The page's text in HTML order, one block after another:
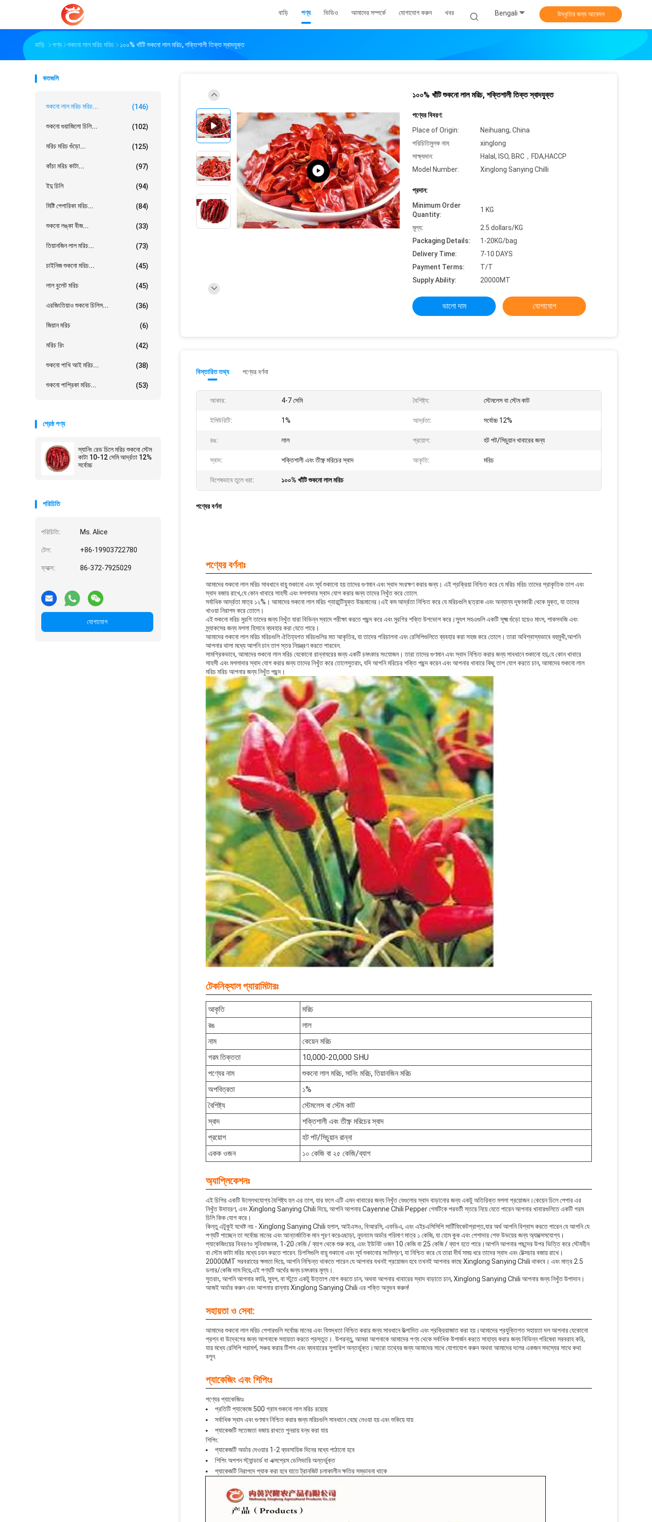
বাড়ি পণ্য ভিডিও আমাদের সম্পর্কে যোগাযোগ করুন খবর Bengali উদ্ধৃতির জন্য আবেদন
বাড়ি পণ্য শুকনো লাল মরিচ মরিচ ১০০% খাঁটি শুকনো লাল মরিচ, শক্তিশালী তিক্ত স্বাদযুক্ত
কতগুলি
শুকনো লাল মরিচ মরিচ... (146)
শুকনো গুয়াজিলো চিলি... (102)
মরিচ মরিচ গুঁড়ো... (125)
কাঁচা মরিচ কাটা... (97)
ইদু চিলি (94)
মিষ্টি পেপারিকা মরিচ... (84)
শুকনো লঙ্কা বীজ... (33)
তিয়ানজিন লাল মরিচ... (73)
চাইনিজ শুকনো মরিচ... (45)
লাল বুলেট মরিচ (45)
এরজিংতিয়াও শুকনো চিলিস... (36)
জিয়ান মরিচ (6)
মরিচ রিং (42)
শুকনো পাখি আই মরিচ... (38)
শুকনো পাপ্রিকা মরিচ... (53)
শ্রেষ্ঠ পণ্য
স্যানিং রেড চিলে মরিচ শুকনো স্টেম
কাটা 10-12 সেমি আর্দ্রতা 12%
সর্বোচ্চ
পরিচিতি
পরিচিতি: Ms. Alice
টেল: +86-19903722780
ফ্যাক্স: 86-372-7925029
যোগাযোগ
১০০% খাঁটি শুকনো লাল মরিচ, শক্তিশালী তিক্ত স্বাদযুক্ত
পণ্যের বিবরণ:
Place of Origin:
Neihuang, China
পরিচিতিমুলক নাম:
xinglong
সাক্ষ্যদান:
Halal, ISO, BRC，FDA,HACCP
Model Number:
Xinglong Sanying Chilli
প্রদান:
Minimum Order
Quantity:
1 KG
মূল্য:
2.5 dollars/KG
Packaging Details:
1-20KG/bag
Delivery Time:
7-10 DAYS
Payment Terms:
T/T
Supply Ability:
20000MT
ভালো দাম যোগাযোগ
বিস্তারিত তথ্য পণ্যের বর্ণনা
আকার: 4-7 সেমি বৈশিষ্ট্য: স্টেমলেস বা স্টেম কাট
ইমিউরিটি: 1% আর্দ্রতা: সর্বোচ্চ 12%
রঙ: লাল প্রয়োগ: হট পট/সিচুয়ান খাবারের জন্য
স্বাদ: শক্তিশালী এবং তীক্ষ্ণ মরিচের স্বাদ আকৃতি: মরিচ
বিশেষভাবে তুলে ধরা: ১০০% খাঁটি শুকনো লাল মরিচ
পণ্যের বর্ণনা
পণ্যের বর্ণনাঃ
আমাদের শুকনো লাল মরিচ সাবধানে বায়ু শুকানো এবং সূর্য শুকানো হয় তাদের গুণমান এবং স্বাদ সংরক্ষণ করার জন্য। এই প্রক্রিয়া নিশ্চিত করে যে মরিচ মরিচ তাদের প্রাকৃতিক তাপ এবং
স্বাদ বজায় রাখে,যে কোন খাবারে সাহসী এবং মশলাদার স্বাদ যোগ করার জন্য তাদের নিখুঁত করে তোলে.
সর্বাধিক আর্দ্রতা মাত্র ১২%। আমাদের শুকনো লাল মরিচ গ্যারান্টিযুক্ত উচ্চমানের।এই কম আর্দ্রতা নিশ্চিত করে যে মরিচগুলি ছত্রাক এবং অন্যান্য দূষণকারী থেকে মুক্ত, যা তাদের
খাওয়া নিরাপদ করে তোলে।
এই শুকনো মরিচ মুরগি তাদের জন্য নিখুঁত যারা বিভিন্ন স্বাদে পরীক্ষা করতে পছন্দ করে এবং মুরগির শক্তি উপভোগ করে।স্যুপ সহএগুলি একটি সূক্ষ্ম গুঁড়ো হয়েও মাংস, শাকসবজি এবং
স্ন্যাকসের জন্য মশলা হিসাবে ব্যবহার করা যেতে পারে।
আমাদের শুকনো লাল মরিচ মরিচগুলি ঐতিহ্যগত মরিচগুলির মত আকৃতির, যা তাদের পরিচালনা এবং রেসিপিগুলিতে ব্যবহার করা সহজ করে তোলে। তারা অবিশ্বাস্যভাবে বহুমুখী,আপনি
আপনার থালা মধ্যে আপনি চান তাপ স্তর নিয়ন্ত্রণ করতে পারবেন.
সামগ্রিকভাবে, আমাদের শুকনো লাল মরিচ যেকোনো রান্নাঘরের জন্য একটি চমৎকার সংযোজন। তারা তাদের গুণমান এবং স্বাদ নিশ্চিত করার জন্য সাবধানে শুকানো হয়,যে কোন খাবারে
সাহসী এবং মশলাদার স্বাদ যোগ করার জন্য তাদের নিখুঁত করে তোলেসুতরাং, যদি আপনি মরিচের শক্তি পছন্দ করেন এবং আপনার খাবারে কিছু তাপ যোগ করতে চান, আমাদের শুকনো লাল
মরিচ মরিচ আপনার জন্য নিখুঁত পছন্দ।
টেকনিক্যাল প্যারামিটারঃ
আকৃতি
মরিচ
রঙ
লাল
নাম
কেয়েন মরিচ
গরম তিক্ততা
10,000-20,000 SHU
পণ্যের নাম
শুকনো লাল মরিচ, সানিং মরিচ, তিয়ানজিন মরিচ
অপবিত্রতা
১%
বৈশিষ্ট্য
স্টেমলেস বা স্টেম কাট
স্বাদ
শক্তিশালী এবং তীক্ষ্ণ মরিচের স্বাদ
প্রয়োগ
হট পট/সিচুয়ান রান্না
একক ওজন
১০ কেজি বা ২৫ কেজি/ব্যাগ
অ্যাপ্লিকেশনঃ
এই চিপির একটি উল্লেখযোগ্য বৈশিষ্ট্য হল এর তাপ, যার ফলে এটি এমন খাবারের জন্য নিখুঁত যেগুলোর স্বাদ বাড়ানোর জন্য একটু অতিরিক্ত মশলা প্রয়োজন।কেয়েন চিলে পেপার এর
নিখুঁত উদাহরণ, এবং Xinglong Sanying Chili দিয়ে, আপনি আপনার Cayenne Chili Pepper গেমটিকে পরবর্তী স্তরে নিয়ে যেতে পারেন আপনার খাবারগুলিতে একটি গরম
চিলি কিক যোগ করে।
কিন্তু এটুকুই যথেষ্ট নয় - Xinglong Sanying Chili হলাল, আইএসও, বিআরসি, এফডিএ, এবং এইচএসিসিপি সার্টিফিকেটপ্রাপ্ত,যার অর্থ আপনি বিশ্বাস করতে পারেন যে আপনি যে
পণ্যটি পাচ্ছেন তা সর্বোচ্চ মানের এবং আন্তর্জাতিক মান পূরণ করেএছাড়া, ন্যূনতম অর্ডার পরিমাণ মাত্র ১ কেজি, যা হোম কুক এবং পেশাদার শেফ উভয়ের জন্য অ্যাক্সেসযোগ্য।
প্যাকেজিংয়ের বিবরণও সুবিধাজনক, 1-20 কেজি / ব্যাগ থেকে শুরু করে, এবং ইউনিট ওজন 10 কেজি বা 25 কেজি / ব্যাগ হতে পারে।আপনি আপনার পছন্দের উপর ভিত্তি করে স্টেমহীন
বা স্টেম কাটা মরিচ মধ্যে চয়ন করতে পারেন. চিপসিগুলি বায়ু শুকানো এবং সূর্য শুকানোর সংমিশ্রণ, যা নিশ্চিত করে যে তারা দীর্ঘ সময় ধরে তাদের স্বাদ এবং টেক্সচার বজায় রাখে।
20000MT সরবরাহের ক্ষমতা দিয়ে, আপনি নিশ্চিন্ত থাকতে পারেন যে আপনার যখনই প্রয়োজন হবে তখনই আপনার কাছে Xinglong Sanying Chili থাকবে। এবং মাত্র 2.5
ডলার/কেজি দাম দিয়ে,এই পণ্যটি অর্থের জন্য চমৎকার মূল্য।.
সুতরাং, আপনি আপনার কারি, স্যুপ, বা স্টুতে একটু উত্তাপ যোগ করতে চান, অথবা আপনার খাবারের স্বাদ বাড়াতে চান, Xinglong Sanying Chili আপনার জন্য নিখুঁত উপাদান।
আজই অর্ডার করুন এবং আপনার রান্নায় Xinglong Sanying Chili এর শক্তি অনুভব করুন!
সহায়তা ও সেবা:
আমাদের শুকনো লাল মরিচ পেপারগুলি সর্বোচ্চ মানের এবং বিশুদ্ধতা নিশ্চিত করার জন্য সাবধানে উত্পাদিত এবং প্রক্রিয়াজাত করা হয়।আমাদের প্রযুক্তিগত সহায়তা দল আপনার যেকোনো
প্রশ্ন বা উদ্বেগের জন্য আপনাকে সহায়তা করতে প্রস্তুত।. উপরন্তু, আমরা আপনাকে আমাদের পণ্য থেকে সর্বাধিক উপার্জন করতে সাহায্য করার জন্য বিভিন্ন পরিষেবা সরবরাহ করি,
যার মধ্যে রেসিপি পরামর্শ, সঞ্চয় করার টিপস এবং ব্যবহারের সুপারিশ অন্তর্ভুক্ত।আরো তথ্যের জন্য আমাদের সাথে যোগাযোগ করুন অথবা আমাদের দলের একজন সদস্যের সাথে কথা
বলুন.
প্যাকেজিং এবং শিপিংঃ
পণ্যের প্যাকেজিংঃ
প্রতিটি প্যাকেজে 500 গ্রাম শুকনো লাল মরিচ রয়েছে
সর্বাধিক স্বাদ এবং গুণমান নিশ্চিত করার জন্য মরিচগুলি সাবধানে বেছে নেওয়া হয় এবং শুকিয়ে যায়
প্যাকেজটি সতেজতা বজায় রাখতে পুনরায় বন্ধ করা যায়
শিপিং:
প্যাকেজটি অর্ডার দেওয়ার 1-2 ব্যবসায়িক দিনের মধ্যে পাঠানো হবে
শিপিং অপশন স্ট্যান্ডার্ড বা এক্সপ্রেস ডেলিভারি অন্তর্ভুক্ত
প্যাকেজটি নিরাপদে প্যাক করা হবে যাতে ট্রানজিট চলাকালীন ক্ষতির সম্ভাবনা থাকে